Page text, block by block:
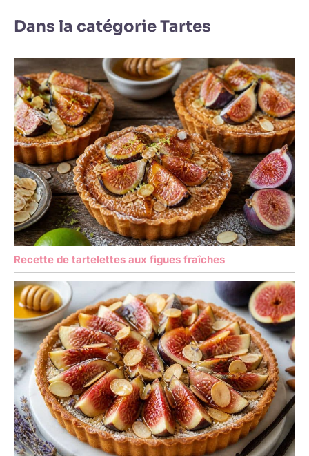
Dans la catégorie Tartes
Recette de tartelettes aux figues fraîches